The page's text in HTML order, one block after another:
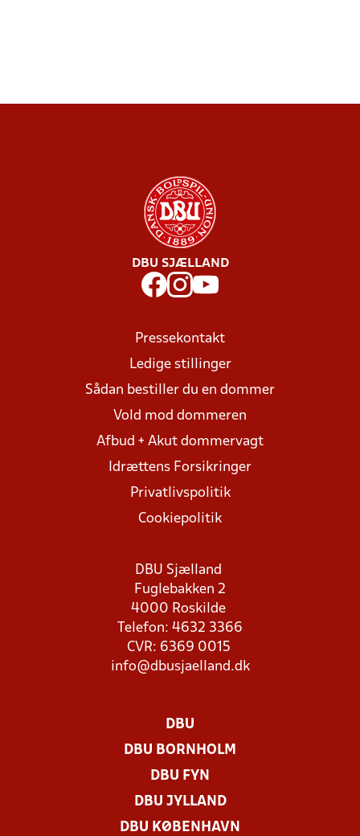
DBU SJÆLLAND
Pressekontakt
Ledige stillinger
Sådan bestiller du en dommer
Vold mod dommeren
Afbud + Akut dommervagt
Idrættens Forsikringer
Privatlivspolitik
Cookiepolitik
DBU Sjælland
Fuglebakken 2
4000 Roskilde
Telefon: 4632 3366
CVR: 6369 0015
info@dbusjaelland.dk
DBU
DBU BORNHOLM
DBU FYN
DBU JYLLAND
DBU KØBENHAVN